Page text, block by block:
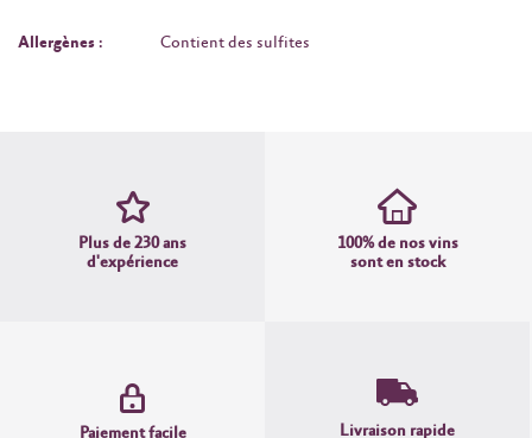
Allergènes : Contient des sulfites
Plus de 230 ans
d'expérience
100% de nos vins
sont en stock
Paiement facile
Livraison rapide